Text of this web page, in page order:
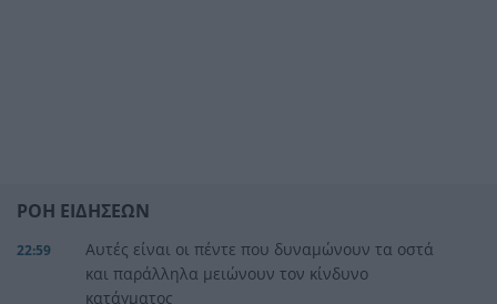
ΡΟΗ ΕΙΔΗΣΕΩΝ
22:59
Αυτές είναι οι πέντε που δυναμώνουν τα οστά
και παράλληλα μειώνουν τον κίνδυνο
κατάγματος